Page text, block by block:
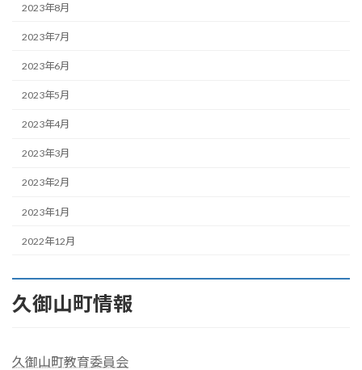
2023年8月
2023年7月
2023年6月
2023年5月
2023年4月
2023年3月
2023年2月
2023年1月
2022年12月
久御山町情報
久御山町教育委員会